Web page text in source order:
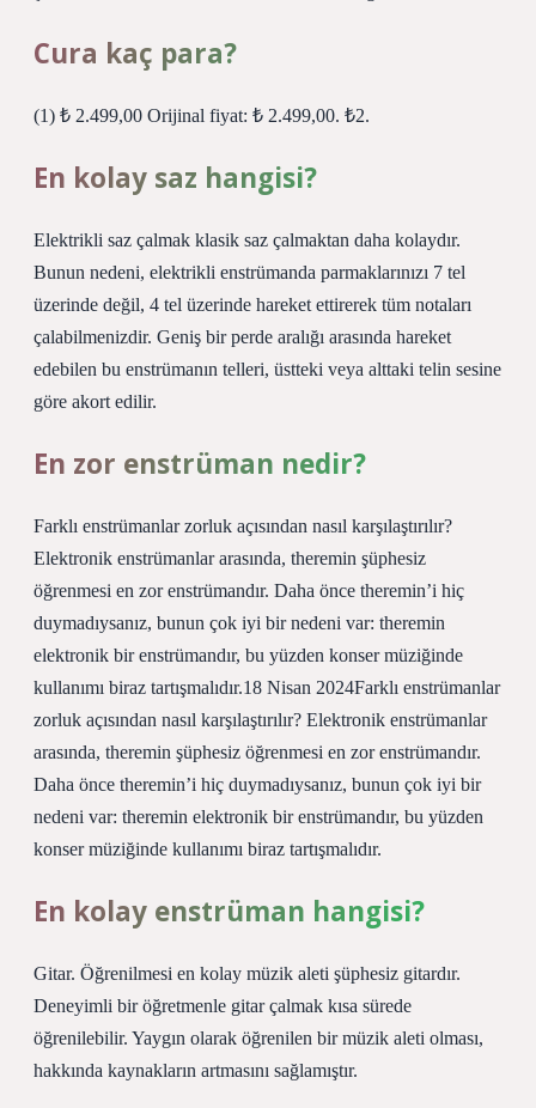
Cura kaç para?
(1) ₺ 2.499,00 Orijinal fiyat: ₺ 2.499,00. ₺2.
En kolay saz hangisi?
Elektrikli saz çalmak klasik saz çalmaktan daha kolaydır.
Bunun nedeni, elektrikli enstrümanda parmaklarınızı 7 tel
üzerinde değil, 4 tel üzerinde hareket ettirerek tüm notaları
çalabilmenizdir. Geniş bir perde aralığı arasında hareket
edebilen bu enstrümanın telleri, üstteki veya alttaki telin sesine
göre akort edilir.
En zor enstrüman nedir?
Farklı enstrümanlar zorluk açısından nasıl karşılaştırılır?
Elektronik enstrümanlar arasında, theremin şüphesiz
öğrenmesi en zor enstrümandır. Daha önce theremin’i hiç
duymadıysanız, bunun çok iyi bir nedeni var: theremin
elektronik bir enstrümandır, bu yüzden konser müziğinde
kullanımı biraz tartışmalıdır.18 Nisan 2024Farklı enstrümanlar
zorluk açısından nasıl karşılaştırılır? Elektronik enstrümanlar
arasında, theremin şüphesiz öğrenmesi en zor enstrümandır.
Daha önce theremin’i hiç duymadıysanız, bunun çok iyi bir
nedeni var: theremin elektronik bir enstrümandır, bu yüzden
konser müziğinde kullanımı biraz tartışmalıdır.
En kolay enstrüman hangisi?
Gitar. Öğrenilmesi en kolay müzik aleti şüphesiz gitardır.
Deneyimli bir öğretmenle gitar çalmak kısa sürede
öğrenilebilir. Yaygın olarak öğrenilen bir müzik aleti olması,
hakkında kaynakların artmasını sağlamıştır.